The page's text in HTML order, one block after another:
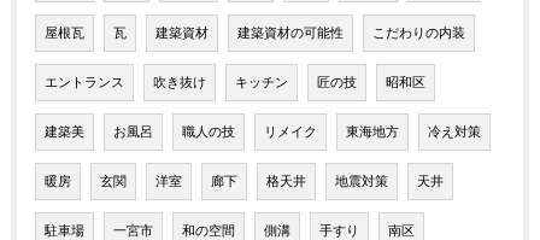
屋根瓦 瓦 建築資材 建築資材の可能性 こだわりの内装
エントランス 吹き抜け キッチン 匠の技 昭和区
建築美 お風呂 職人の技 リメイク 東海地方 冷え対策
暖房 玄関 洋室 廊下 格天井 地震対策 天井
駐車場 一宮市 和の空間 側溝 手すり 南区